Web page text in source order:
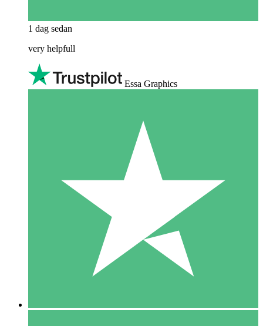
1 dag sedan
very helpfull
Essa Graphics